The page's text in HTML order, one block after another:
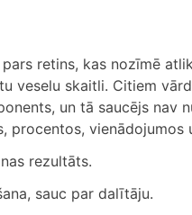
retins, kas nozīmē
veselu skaitli. Citiem
un tā saucējs nav
procentos, vienādojumos
rezultāts.
sauc par dalītāju.